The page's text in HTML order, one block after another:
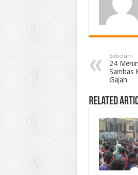
Sebelum
24
Sambas
Gajah
Related